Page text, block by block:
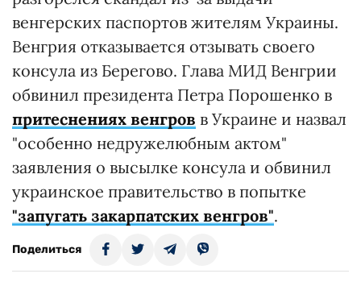
венгерских паспортов жителям Украины.
Венгрия отказывается отзывать своего
консула из Берегово. Глава МИД Венгрии
обвинил президента Петра Порошенко в
притеснениях венгров в Украине и назвал
"особенно недружелюбным актом"
заявления о высылке консула и обвинил
украинское правительство в попытке
"запугать закарпатских венгров".
Поделиться